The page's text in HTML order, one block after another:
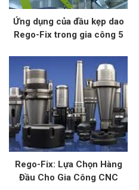
Ứng dụng của đầu kẹp dao
Rego-Fix trong gia công 5
Rego-Fix: Lựa Chọn Hàng
Đầu Cho Gia Công CNC